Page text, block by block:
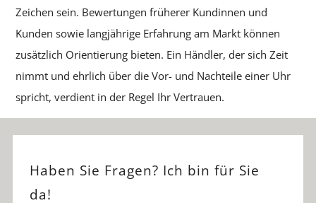
Zeichen sein. Bewertungen früherer Kundinnen und
Kunden sowie langjährige Erfahrung am Markt können
zusätzlich Orientierung bieten. Ein Händler, der sich Zeit
nimmt und ehrlich über die Vor- und Nachteile einer Uhr
spricht, verdient in der Regel Ihr Vertrauen.
Haben Sie Fragen? Ich bin für Sie
da!